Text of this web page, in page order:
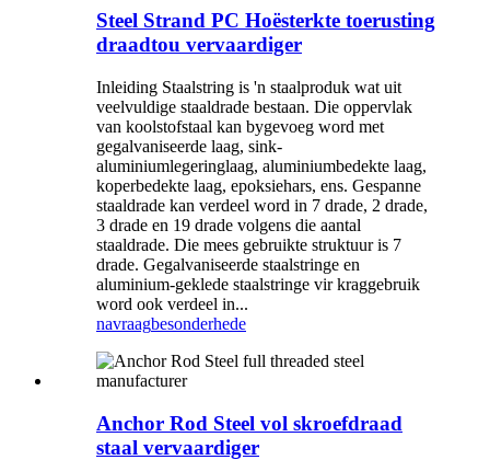
Steel Strand PC Hoësterkte toerusting
draadtou vervaardiger
Inleiding Staalstring is 'n staalproduk wat uit
veelvuldige staaldrade bestaan. Die oppervlak
van koolstofstaal kan bygevoeg word met
gegalvaniseerde laag, sink-
aluminiumlegeringlaag, aluminiumbedekte laag,
koperbedekte laag, epoksiehars, ens. Gespanne
staaldrade kan verdeel word in 7 drade, 2 drade,
3 drade en 19 drade volgens die aantal
staaldrade. Die mees gebruikte struktuur is 7
drade. Gegalvaniseerde staalstringe en
aluminium-geklede staalstringe vir kraggebruik
word ook verdeel in...
navraagbesonderhede
Anchor Rod Steel vol skroefdraad
staal vervaardiger